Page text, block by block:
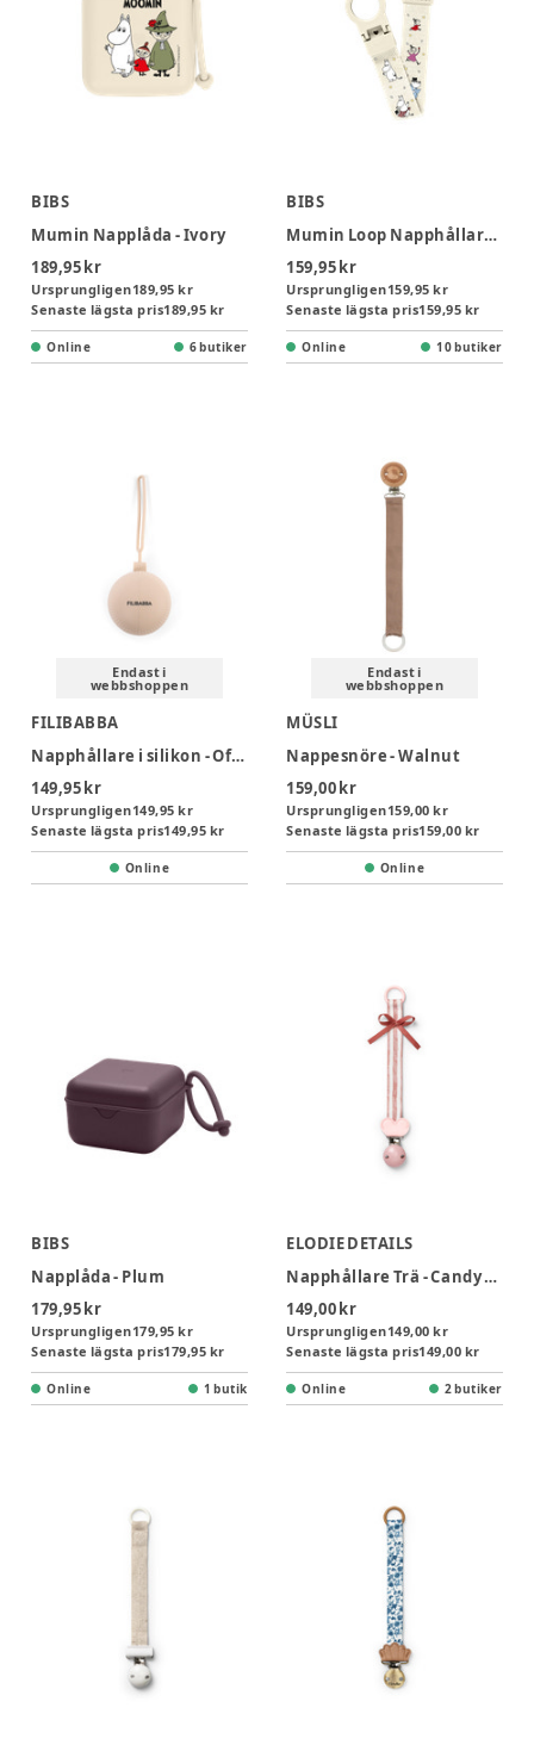
BIBS
Mumin Napplåda - Ivory
189,95 kr
Ursprungligen189,95 kr
Senaste lägsta pris189,95 kr
Online 6 butiker
BIBS
Mumin Loop Napphållare - Ivory
159,95 kr
Ursprungligen159,95 kr
Senaste lägsta pris159,95 kr
Online 10 butiker
Endast i
webbshoppen
FILIBABBA
Napphållare i silikon - Offwhite
149,95 kr
Ursprungligen149,95 kr
Senaste lägsta pris149,95 kr
Online
Endast i
webbshoppen
MÜSLI
Nappesnöre - Walnut
159,00 kr
Ursprungligen159,00 kr
Senaste lägsta pris159,00 kr
Online
BIBS
Napplåda - Plum
179,95 kr
Ursprungligen179,95 kr
Senaste lägsta pris179,95 kr
Online 1 butik
ELODIE DETAILS
Napphållare Trä - Candy Stripes
149,00 kr
Ursprungligen149,00 kr
Senaste lägsta pris149,00 kr
Online 2 butiker